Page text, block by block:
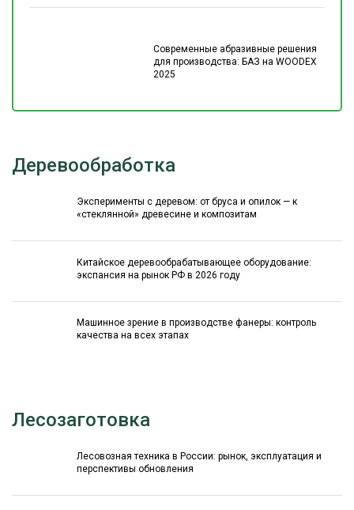
Современные абразивные решения
для производства: БАЗ на WOODEX
2025
Деревообработка
Эксперименты с деревом: от бруса и опилок — к
«стеклянной» древесине и композитам
Китайское деревообрабатывающее оборудование:
экспансия на рынок РФ в 2026 году
Машинное зрение в производстве фанеры: контроль
качества на всех этапах
Лесозаготовка
Лесовозная техника в России: рынок, эксплуатация и
перспективы обновления